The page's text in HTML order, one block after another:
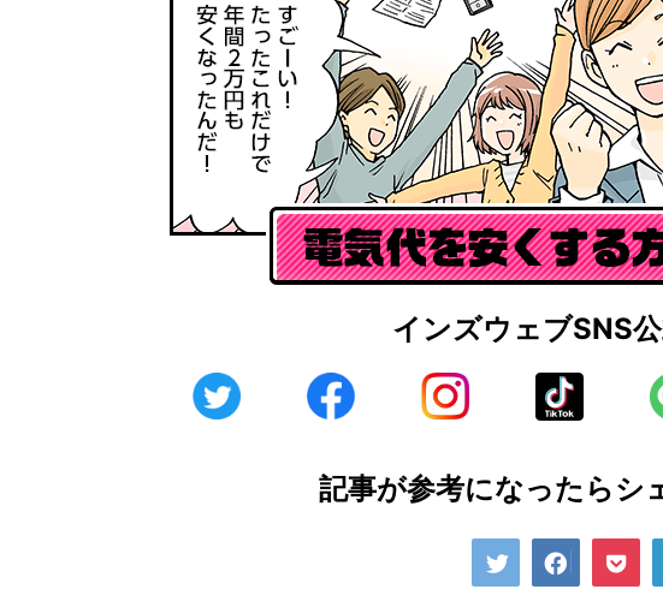
インズウェブSNS
記事が参考になったらシ